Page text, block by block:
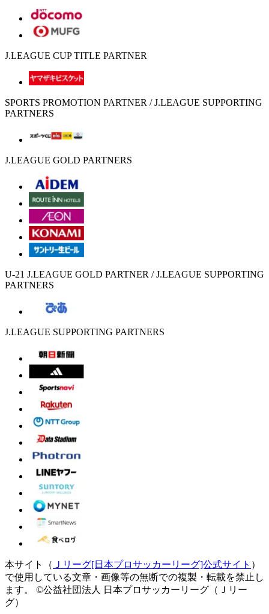
J.LEAGUE CUP TITLE PARTNER
SPORTS PROMOTION PARTNER / J.LEAGUE SUPPORTING
PARTNERS
J.LEAGUE GOLD PARTNERS
U-21 J.LEAGUE GOLD PARTNER / J.LEAGUE SUPPORTING
PARTNERS
J.LEAGUE SUPPORTING PARTNERS
本サイト（ Ｊリーグ[日本プロサッカーリーグ]公式サイト ）
で使用している文章・画像等の無断での複製・転載を禁止し
ます。
©公益社団法人 日本プロサッカーリーグ（Ｊリー
グ）